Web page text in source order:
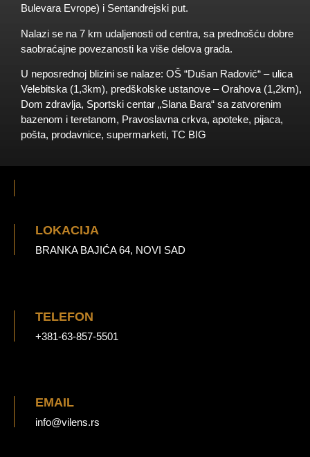
Bulevara Evrope) i Sentandrejski put.
Nalazi se na 7 km udaljenosti od centra, sa prednošću dobre
saobraćajne povezanosti ka više delova grada.
U neposrednoj blizini se nalaze: OŠ “Dušan Radović“ – ulica
Velebitska (1,3km), predškolske ustanove – Orahova (1,2km),
Dom zdravlja, Sportski centar „Slana Bara“ sa zatvorenim
bazenom i teretanom, Pravoslavna crkva, apoteke, pijaca,
pošta, prodavnice, supermarketi, TC BIG
LOKACIJA
BRANKA BAJIĆA 64, NOVI SAD
TELEFON
+381-63-857-5501
EMAIL
info@vilens.rs